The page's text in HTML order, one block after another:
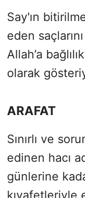
Say'ın
eden
Allah’a
olarak
ARAFAT
Sınırlı ve
edinen hacı
günlerine